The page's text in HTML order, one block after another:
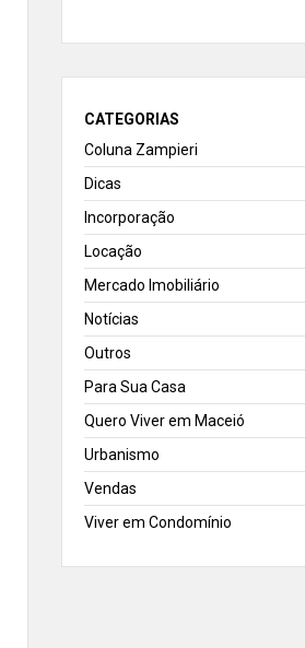
CATEGORIAS
Coluna Zampieri
Dicas
Incorporação
Locação
Mercado Imobiliário
Notícias
Outros
Para Sua Casa
Quero Viver em Maceió
Urbanismo
Vendas
Viver em Condomínio